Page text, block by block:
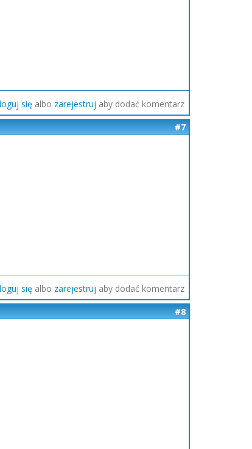
się albo zarejestruj aby dodać komentarz
#7
się albo zarejestruj aby dodać komentarz
#8